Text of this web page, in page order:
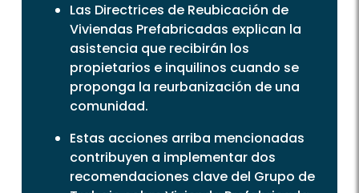
Las Directrices de Reubicación de
Viviendas Prefabricadas explican la
asistencia que recibirán los
propietarios e inquilinos cuando se
proponga la reurbanización de una
comunidad.
Estas acciones arriba mencionadas
contribuyen a implementar dos
recomendaciones clave del Grupo de